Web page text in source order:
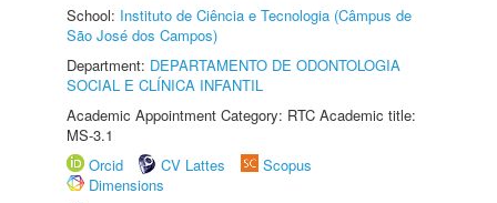
School: Instituto de Ciência e Tecnologia (Câmpus de
São José dos Campos)
Department: DEPARTAMENTO DE ODONTOLOGIA
SOCIAL E CLÍNICA INFANTIL
Academic Appointment Category: RTC Academic title:
MS-3.1
Orcid
CV Lattes
Scopus
Dimensions